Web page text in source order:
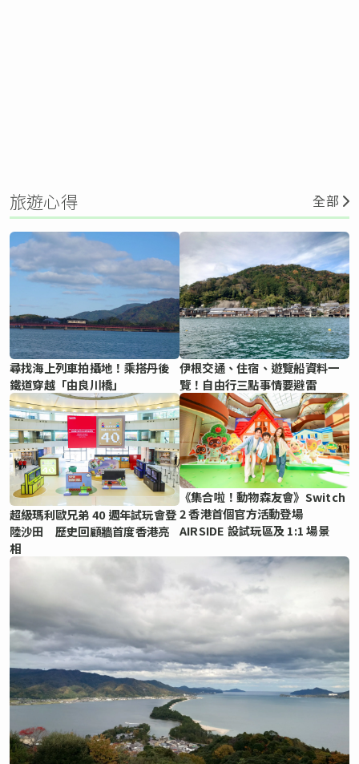
旅遊心得 全部
尋找海上列車拍攝地！乘搭丹後
鐵道穿越「由良川橋」
伊根交通、住宿、遊覽船資料一
覽！自由行三點事情要避雷
超級瑪利歐兄弟 40 週年試玩會登
陸沙田 歷史回顧牆首度香港亮
相
《集合啦！動物森友會》Switch
2 香港首個官方活動登場
AIRSIDE 設試玩區及 1:1 場景